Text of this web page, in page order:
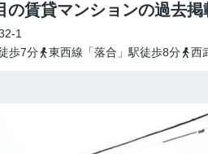
の賃貸マンションの過去掲
1
歩7分
東西線「落合」駅徒歩8分 西